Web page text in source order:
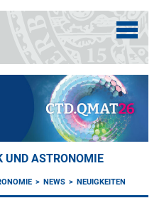
UND ASTRONOMIE
NEWS NEUIGKEITEN